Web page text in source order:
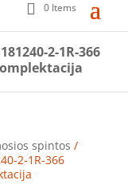
0 Items
2-1R-366
spintos /
2-1R-366